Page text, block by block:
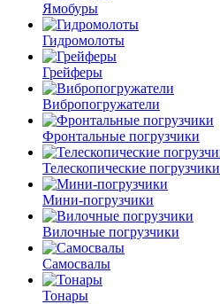
Ямобуры
Гидромолоты
Грейферы
Вибро­погружатели
Фронтальные погрузчики
Телескопические погрузчики
Мини-погрузчики
Вилочные погрузчики
Самосвалы
Тонары